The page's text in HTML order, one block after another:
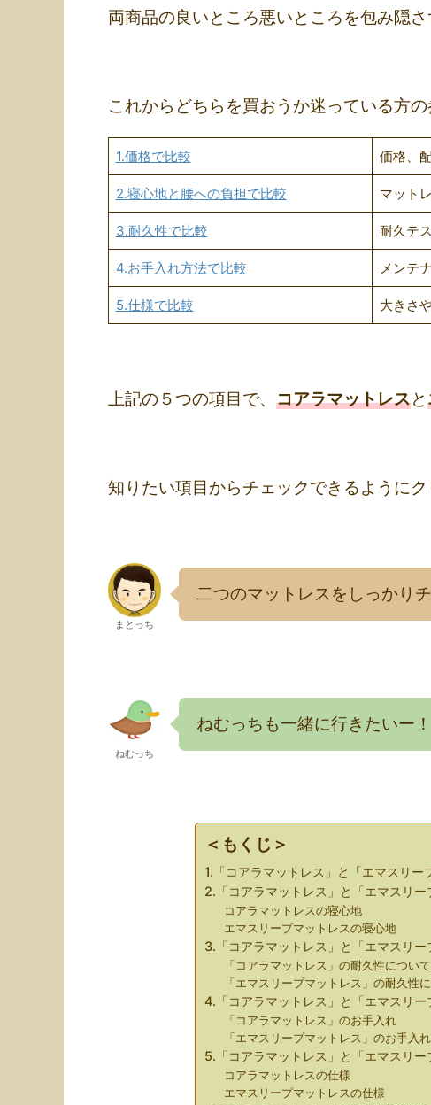
両商品の良いところ悪いところを包み隠さ
これからどちらを買おうか迷っている方の
1.価格で比較 価格、
2.寝心地と腰への負担で比較 マット
3.耐久性で比較 耐久テ
4.お手入れ方法で比較 メンテ
5.仕様で比較 大きさ
上記の５つの項目で、 コアラマットレスと
知りたい項目からチェックできるように
まとっち
二つのマットレスをしっかり
ねむっち
ねむっちも一緒に行きたいー！
＜もくじ＞
1.「コアラマットレス」と「エマスリー
2.「コアラマットレス」と「エマスリ
コアラマットレスの寝心地
エマスリープマットレスの寝心地
3.「コアラマットレス」と「エマスリー
「コアラマットレス」の耐久性について
「エマスリープマットレス」の耐久性
4.「コアラマットレス」と「エマスリー
「コアラマットレス」のお手入れ
「エマスリープマットレス」のお手入れ
5.「コアラマットレス」と「エマスリ
コアラマットレスの仕様
エマスリープマットレスの仕様